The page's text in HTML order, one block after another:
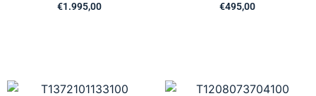
€1.995,00 €495,00